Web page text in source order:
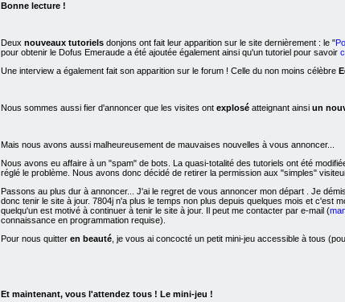
Bonne lecture !
Deux nouveaux tutoriels donjons ont fait leur apparition sur le site dernièrement : le "
pour obtenir le Dofus Emeraude a été ajoutée également ainsi qu'un tutoriel pour savoir
Une interview a également fait son apparition sur le forum ! Celle du non moins célèbre
Nous sommes aussi fier d'annoncer que les visites ont explosé atteignant ainsi un
Mais nous avons aussi malheureusement de mauvaises nouvelles à vous annoncer...
Nous avons eu affaire à un "spam" de bots. La quasi-totalité des tutoriels ont été
réglé le problème. Nous avons donc décidé de retirer la permission aux "simples"
Passons au plus dur à annoncer... J'ai le regret de vous annoncer mon départ . Je
donc tenir le site à jour. 7804j n'a plus le temps non plus depuis quelques mois et c'est
quelqu'un est motivé à continuer à tenir le site à jour. Il peut me contacter par e-mail (
connaissance en programmation requise).
Pour nous quitter en beauté, je vous ai concocté un petit mini-jeu accessible à tous
Et maintenant, vous l'attendez tous ! Le mini-jeu !